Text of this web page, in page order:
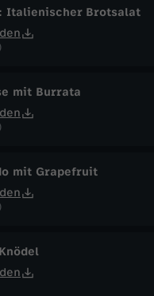
Italienischer Brotsalat
mit Burrata
mit Grapefruit